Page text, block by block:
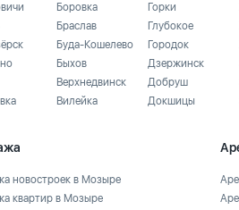
Боровка
Браслав
Буда-Кошелево
Быхов
Верхнедвинск
Вилейка
Горки
Глубокое
Городок
Дзержинск
Добруш
Докшицы
новостроек в Мозыре
квартир в Мозыре